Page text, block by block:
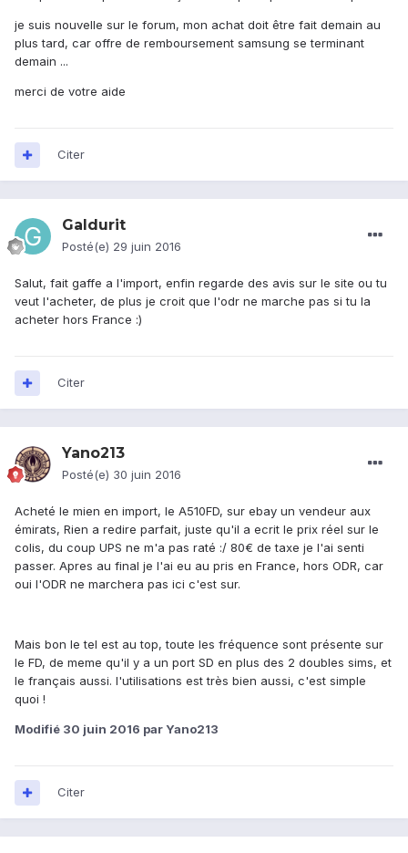
je suis nouvelle sur le forum, mon achat doit être fait demain au
plus tard, car offre de remboursement samsung se terminant
demain ...
merci de votre aide
Citer
Galdurit
Posté(e) 29 juin 2016
Salut, fait gaffe a l'import, enfin regarde des avis sur le site ou tu
veut l'acheter, de plus je croit que l'odr ne marche pas si tu la
acheter hors France :)
Citer
Yano213
Posté(e) 30 juin 2016
Acheté le mien en import, le A510FD, sur ebay un vendeur aux
émirats, Rien a redire parfait, juste qu'il a ecrit le prix réel sur le
colis, du coup UPS ne m'a pas raté :/ 80€ de taxe je l'ai senti
passer. Apres au final je l'ai eu au pris en France, hors ODR, car
oui l'ODR ne marchera pas ici c'est sur.
Mais bon le tel est au top, toute les fréquence sont présente sur
le FD, de meme qu'il y a un port SD en plus des 2 doubles sims, et
le français aussi. l'utilisations est très bien aussi, c'est simple
quoi !
Modifié 30 juin 2016 par Yano213
Citer